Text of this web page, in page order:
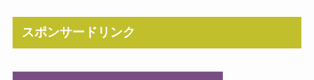
スポンサードリンク